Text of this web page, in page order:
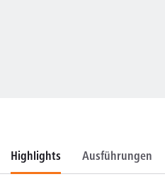
Highlights Ausführungen